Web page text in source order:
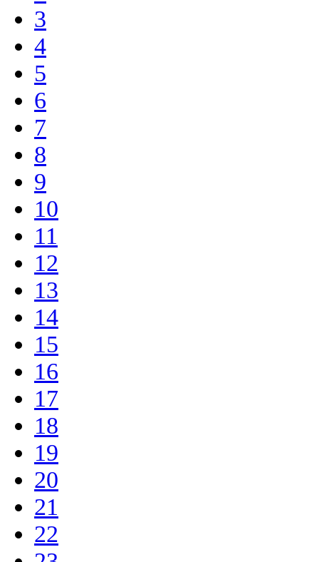
3
4
5
6
7
8
9
10
11
12
13
14
15
16
17
18
19
20
21
22